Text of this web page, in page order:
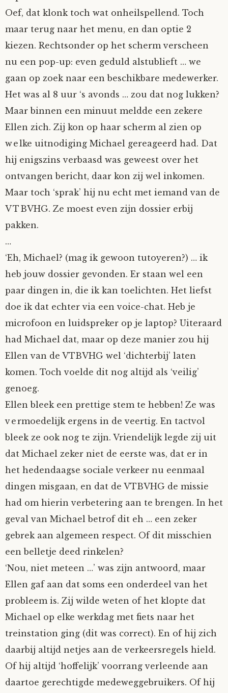
Nyncke
SirTeddy
Spelican
Stefan
Sunniva
Switch
Tim-
Tom Mathys
Vorrion
Vrolijke Dondersteen
Zofianina
Oef, dat klonk toch wat onheilspellend. Toch
maar terug naar het menu, en dan optie 2
kiezen. Rechtsonder op het scherm verscheen
nu een pop-up: even geduld alstublieft … we
gaan op zoek naar een beschikbare medewerker.
Het was al 8 uur ‘s avonds … zou dat nog lukken?
Maar binnen een minuut meldde een zekere
Ellen zich. Zij kon op haar scherm al zien op
welke uitnodiging Michael gereageerd had. Dat
hij enigszins verbaasd was geweest over het
ontvangen bericht, daar kon zij wel inkomen.
Maar toch ‘sprak’ hij nu echt met iemand van de
VTBVHG. Ze moest even zijn dossier erbij
pakken.
…
‘Eh, Michael? (mag ik gewoon tutoyeren?) … ik
heb jouw dossier gevonden. Er staan wel een
paar dingen in, die ik kan toelichten. Het liefst
doe ik dat echter via een voice-chat. Heb je
microfoon en luidspreker op je laptop? Uiteraard
had Michael dat, maar op deze manier zou hij
Ellen van de VTBVHG wel ‘dichterbij’ laten
komen. Toch voelde dit nog altijd als ‘veilig’
genoeg.
Ellen bleek een prettige stem te hebben! Ze was
vermoedelijk ergens in de veertig. En tactvol
bleek ze ook nog te zijn. Vriendelijk legde zij uit
dat Michael zeker niet de eerste was, dat er in
het hedendaagse sociale verkeer nu eenmaal
dingen misgaan, en dat de VTBVHG de missie
had om hierin verbetering aan te brengen. In het
geval van Michael betrof dit eh … een zeker
gebrek aan algemeen respect. Of dit misschien
een belletje deed rinkelen?
‘Nou, niet meteen …’ was zijn antwoord, maar
Ellen gaf aan dat soms een onderdeel van het
probleem is. Zij wilde weten of het klopte dat
Michael op elke werkdag met fiets naar het
treinstation ging (dit was correct). En of hij zich
daarbij altijd netjes aan de verkeersregels hield.
Of hij altijd ‘hoffelijk’ voorrang verleende aan
daartoe gerechtigde medeweggebruikers. Of hij